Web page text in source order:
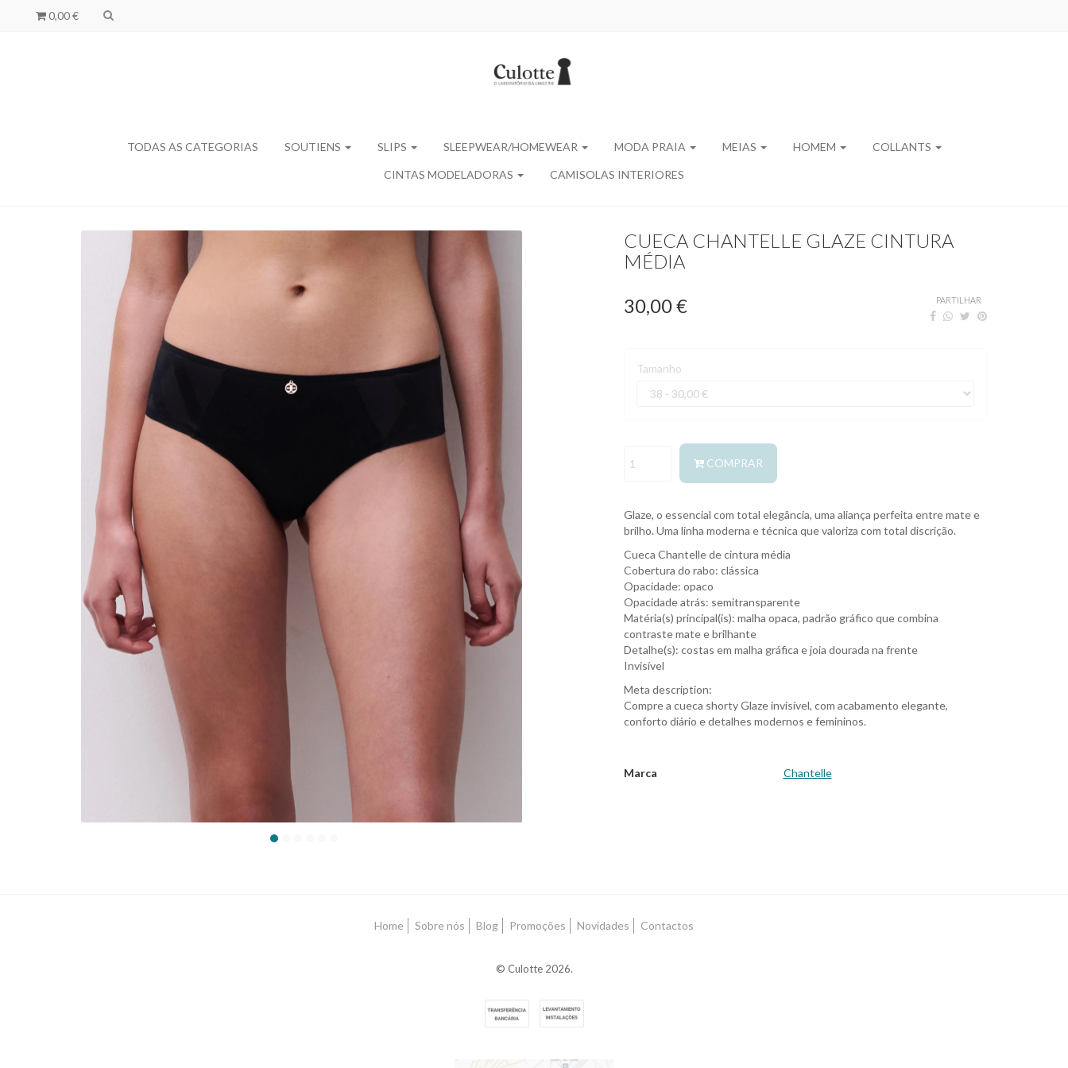
0,00 €
TODAS AS CATEGORIAS SOUTIENS SLIPS SLEEPWEAR/HOMEWEAR MODA PRAIA MEIAS HOMEM COLLANTS
CINTAS MODELADORAS CAMISOLAS INTERIORES
CUECA CHANTELLE GLAZE CINTURA
MÉDIA
30,00 € PARTILHAR
Tamanho
COMPRAR
Glaze, o essencial com total elegância, uma aliança perfeita entre mate e
brilho. Uma linha moderna e técnica que valoriza com total discrição.
Cueca Chantelle de cintura média
Cobertura do rabo: clássica
Opacidade: opaco
Opacidade atrás: semitransparente
Matéria(s) principal(is): malha opaca, padrão gráfico que combina
contraste mate e brilhante
Detalhe(s): costas em malha gráfica e joia dourada na frente
Invisível
Meta description:
Compre a cueca shorty Glaze invisível, com acabamento elegante,
conforto diário e detalhes modernos e femininos.
Marca
Chantelle
Home Sobre nós Blog Promoções Novidades Contactos
© Culotte 2026.